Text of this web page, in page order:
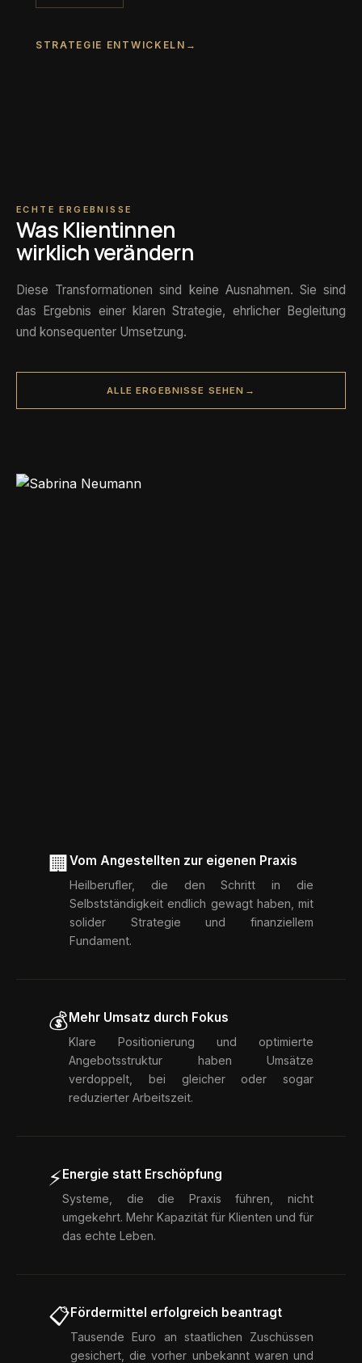
STRATEGIE ENTWICKELN →
ECHTE ERGEBNISSE
Was Klientinnen
wirklich verändern
Diese Transformationen sind keine Ausnahmen. Sie sind
das Ergebnis einer klaren Strategie, ehrlicher Begleitung
und konsequenter Umsetzung.
ALLE ERGEBNISSE SEHEN →
🏢 Vom Angestellten zur eigenen Praxis
Heilberufler, die den Schritt in die
Selbstständigkeit endlich gewagt haben, mit
solider Strategie und finanziellem
Fundament.
💰Mehr Umsatz durch Fokus
Klare Positionierung und optimierte
Angebotsstruktur haben Umsätze
verdoppelt, bei gleicher oder sogar
reduzierter Arbeitszeit.
⚡Energie statt Erschöpfung
Systeme, die die Praxis führen, nicht
umgekehrt. Mehr Kapazität für Klienten und für
das echte Leben.
📋Fördermittel erfolgreich beantragt
Tausende Euro an staatlichen Zuschüssen
gesichert, die vorher unbekannt waren und